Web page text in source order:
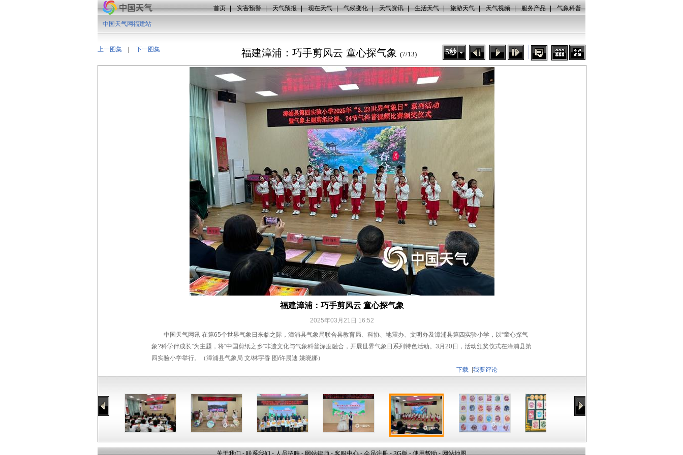
首页 | 灾害预警 | 天气预报 | 现在天气 | 气候变化 | 天气资讯 | 生活天气 | 旅游天气 | 天气视频 | 服务产品 | 气象科普
上一图集 下一图集
中国天气网福建站
福建漳浦：巧手剪风云 童心探气象 (7/13) 5秒
福建漳浦：巧手剪风云 童心探气象
2025年03月21日 16:52
中国天气网讯 在第65个世界气象日来临之际，漳浦县气象局联合县教育局、科协、地震办、文明办及漳浦县第四实验小学，以“童心探气
象?科学伴成长”为主题，将“中国剪纸之乡”非遗文化与气象科普深度融合，开展世界气象日系列特色活动。3月20日，活动颁奖仪式在漳浦县第
四实验小学举行。（漳浦县气象局 文/林宇香 图/许晨迪 姚晓娜）
下载
我要评论
关于我们 - 联系我们 - 人员招聘 - 网站律师 - 客服中心 - 会员注册 - 3G版 - 使用帮助 - 网站地图